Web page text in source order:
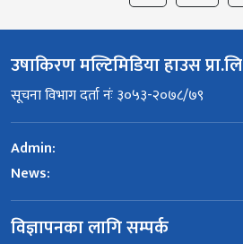
उषाकिरण मल्टिमिडिया हाउस प्रा.लि
सूचना विभाग दर्ता नंः ३०५३-२०७८/७९
Admin:
News:
विज्ञापनका लागि सम्पर्क